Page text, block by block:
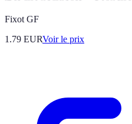
Fixot GF
1.79 EURVoir le prix